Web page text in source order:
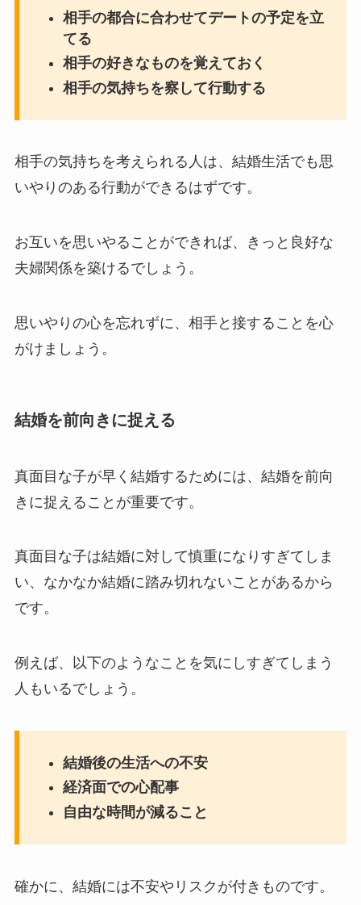
相手の都合に合わせてデートの予定を立
てる
相手の好きなものを覚えておく
相手の気持ちを察して行動する
相手の気持ちを考えられる人は、結婚生活でも思
いやりのある行動ができるはずです。
お互いを思いやることができれば、きっと良好な
夫婦関係を築けるでしょう。
思いやりの心を忘れずに、相手と接することを心
がけましょう。
結婚を前向きに捉える
真面目な子が早く結婚するためには、結婚を前向
きに捉えることが重要です。
真面目な子は結婚に対して慎重になりすぎてしま
い、なかなか結婚に踏み切れないことがあるから
です。
例えば、以下のようなことを気にしすぎてしまう
人もいるでしょう。
結婚後の生活への不安
経済面での心配事
自由な時間が減ること
確かに、結婚には不安やリスクが付きものです。